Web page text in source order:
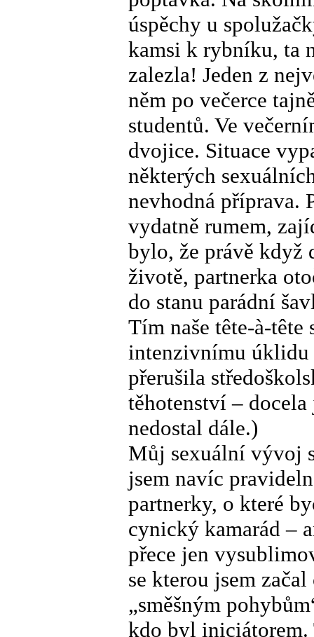
úspěchy u
kamsi k rybníku, ta
zalezla! Jeden z
něm po večerce
studentů. Ve
dvojice. Situace
některých
nevhodná příprava.
vydatně rumem,
bylo, že právě když
životě, partnerka
do stanu parádní
Tím naše tête-à-
intenzivnímu úklidu
přerušila
těhotenství –
nedostal dále.)
Můj sexuální vývoj
jsem navíc
partnerky, o které
cynický kamarád –
přece jen
se kterou jsem
„směšným
kdo byl iniciátorem.